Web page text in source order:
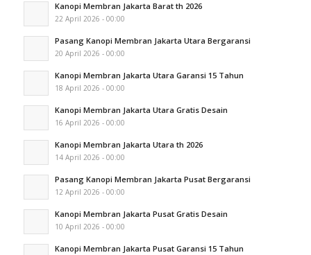
Kanopi Membran Jakarta Barat th 2026
22 April 2026 - 00:00
Pasang Kanopi Membran Jakarta Utara Bergaransi
20 April 2026 - 00:00
Kanopi Membran Jakarta Utara Garansi 15 Tahun
18 April 2026 - 00:00
Kanopi Membran Jakarta Utara Gratis Desain
16 April 2026 - 00:00
Kanopi Membran Jakarta Utara th 2026
14 April 2026 - 00:00
Pasang Kanopi Membran Jakarta Pusat Bergaransi
12 April 2026 - 00:00
Kanopi Membran Jakarta Pusat Gratis Desain
10 April 2026 - 00:00
Kanopi Membran Jakarta Pusat Garansi 15 Tahun